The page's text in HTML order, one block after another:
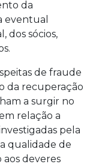
da
eventual
dos sócios,
de fraude
da recuperação
a surgir no
relação a
pela
qualidade de
deveres